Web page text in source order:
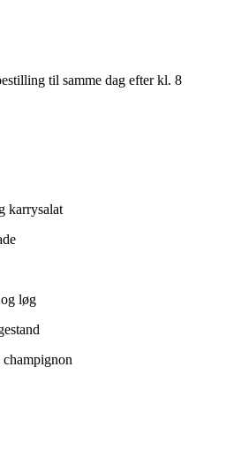
til samme dag efter kl. 8
karrysalat
løg